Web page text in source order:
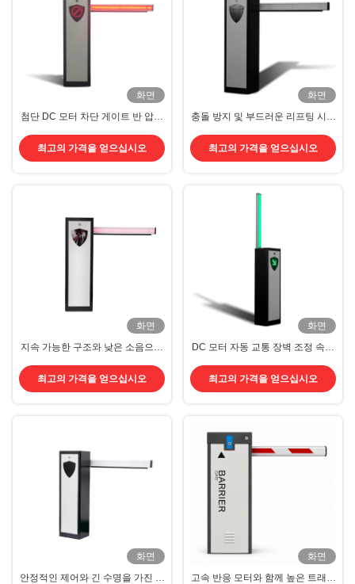
화면
첨단 DC 모터 차단 게이트 반 압축
최고의 가격을 얻으십시오
화면
충돌 방지 및 부드러운 리프팅 시스
최고의 가격을 얻으십시오
화면
지속 가능한 구조와 낮은 소음으로
벽 게이트
최고의 가격을 얻으십시오
화면
DC 모터 자동 교통 장벽 조정 속도
최고의 가격을 얻으십시오
화면
안정적인 제어와 긴 수명을 가진 주
화면
고속 반응 모터와 함께 높은 트래픽